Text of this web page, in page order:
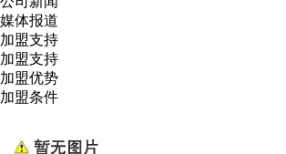
媒体报道
加盟支持
加盟支持
加盟优势
加盟条件